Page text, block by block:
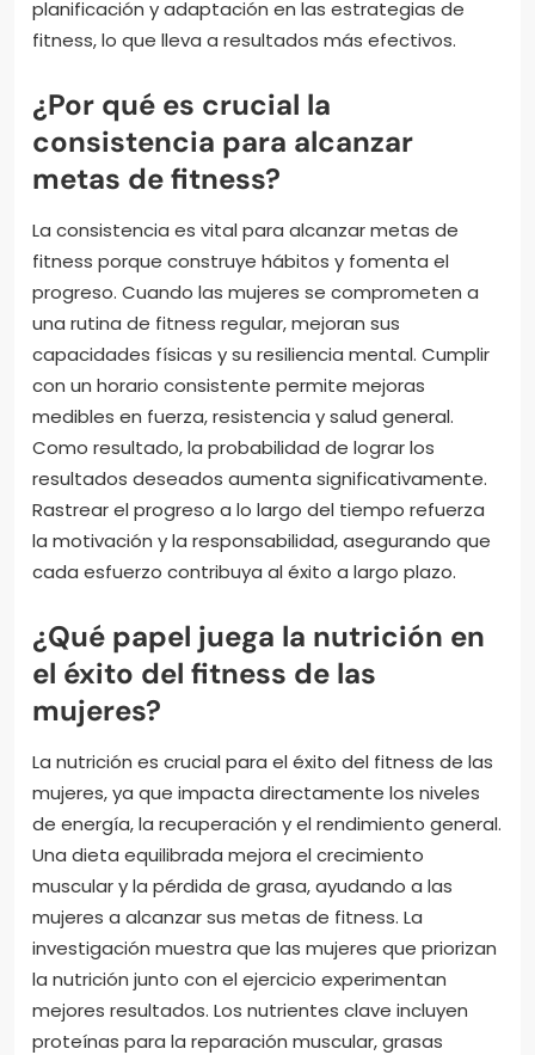
planificación y adaptación en las estrategias de
fitness, lo que lleva a resultados más efectivos.
¿Por qué es crucial la
consistencia para alcanzar
metas de fitness?
La consistencia es vital para alcanzar metas de
fitness porque construye hábitos y fomenta el
progreso. Cuando las mujeres se comprometen a
una rutina de fitness regular, mejoran sus
capacidades físicas y su resiliencia mental. Cumplir
con un horario consistente permite mejoras
medibles en fuerza, resistencia y salud general.
Como resultado, la probabilidad de lograr los
resultados deseados aumenta significativamente.
Rastrear el progreso a lo largo del tiempo refuerza
la motivación y la responsabilidad, asegurando que
cada esfuerzo contribuya al éxito a largo plazo.
¿Qué papel juega la nutrición en
el éxito del fitness de las
mujeres?
La nutrición es crucial para el éxito del fitness de las
mujeres, ya que impacta directamente los niveles
de energía, la recuperación y el rendimiento general.
Una dieta equilibrada mejora el crecimiento
muscular y la pérdida de grasa, ayudando a las
mujeres a alcanzar sus metas de fitness. La
investigación muestra que las mujeres que priorizan
la nutrición junto con el ejercicio experimentan
mejores resultados. Los nutrientes clave incluyen
proteínas para la reparación muscular, grasas